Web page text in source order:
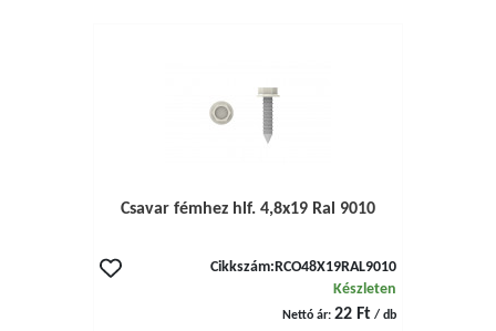
Csavar fémhez hlf. 4,8x19 Ral 9010
Cikkszám: RCO48X19RAL9010
Készleten
Nettó ár: 22 Ft / db